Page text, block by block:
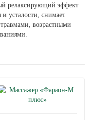
релаксирующий эффект
усталости, снимает
возрастными